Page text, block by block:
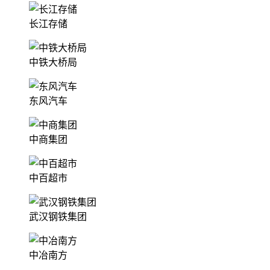
长江存储
中铁大桥局
东风汽车
中商集团
中百超市
武汉钢铁集团
中冶南方